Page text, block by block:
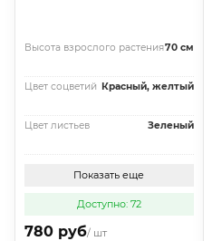
Высота взрослого растения70 см
Цвет соцветий Красный, желтый
Цвет листьев Зеленый
Показать еще
Доступно: 72
780 руб/ шт